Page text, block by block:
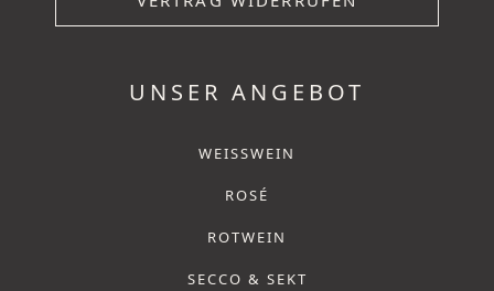
UNSER ANGEBOT
WEISSWEIN
ROSÉ
ROTWEIN
SECCO & SEKT